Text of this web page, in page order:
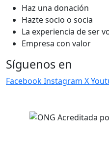
Haz una donación
Hazte socio o socia
La experiencia de ser
Empresa con valor
Síguenos en
FacebookInstagram X